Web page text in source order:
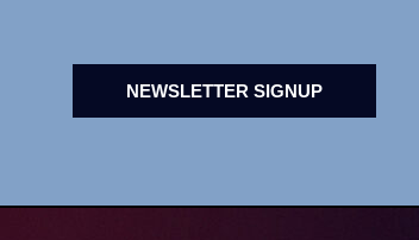
NEWSLETTER SIGNUP